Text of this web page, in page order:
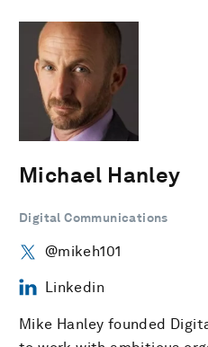
Michael Hanley
Digital Communications
@mikeh101
Linkedin
Mike Hanley founded